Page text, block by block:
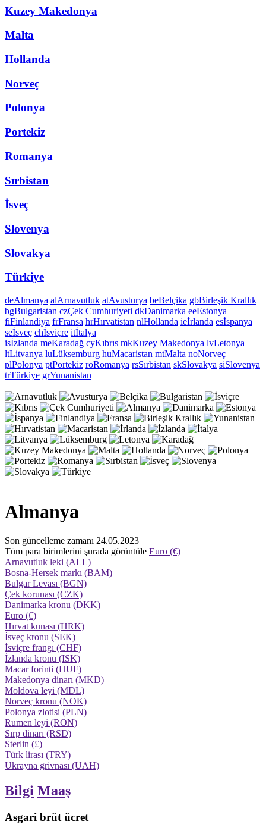
Kuzey Makedonya
Malta
Hollanda
Norveç
Polonya
Portekiz
Romanya
Sırbistan
İsveç
Slovenya
Slovakya
Türkiye
deAlmanya alArnavutluk atAvusturya beBelçika gbBirleşik Krallık
bgBulgaristan czÇek Cumhuriyeti dkDanimarka eeEstonya
fiFinlandiya frFransa hrHırvatistan nlHollanda ieİrlanda esİspanya
seİsveç chİsviçre itİtalya
isİzlanda meKaradağ cyKıbrıs mkKuzey Makedonya lvLetonya
ltLitvanya luLüksemburg huMacaristan mtMalta noNorveç
plPolonya ptPortekiz roRomanya rsSırbistan skSlovakya siSlovenya
trTürkiye grYunanistan
Almanya
Son güncelleme zamanı 24.05.2023
Tüm para birimlerini şurada görüntüle Euro (€)
Arnavutluk leki (ALL)
Bosna-Hersek markı (BAM)
Bulgar Levası (BGN)
Çek korunası (CZK)
Danimarka kronu (DKK)
Euro (€)
Hırvat kunası (HRK)
İsveç kronu (SEK)
İsviçre frangı (CHF)
İzlanda kronu (ISK)
Macar forinti (HUF)
Makedonya dinarı (MKD)
Moldova leyi (MDL)
Norveç kronu (NOK)
Polonya zlotisi (PLN)
Rumen leyi (RON)
Sırp dinarı (RSD)
Sterlin (£)
Türk lirası (TRY)
Ukrayna grivnası (UAH)
Bilgi Maaş
Asgari brüt ücret